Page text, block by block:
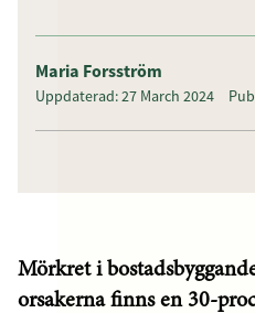
Maria Forsström
Uppdaterad: 27 March 2024
Mörkret i
orsakerna finns en 30-